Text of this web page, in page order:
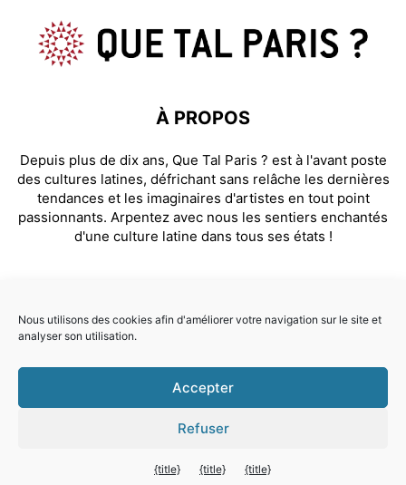
À PROPOS
Depuis plus de dix ans, Que Tal Paris ? est à l'avant poste
des cultures latines, défrichant sans relâche les dernières
tendances et les imaginaires d'artistes en tout point
passionnants. Arpentez avec nous les sentiers enchantés
d'une culture latine dans tous ses états !
© Que Tal Paris ? 2026
Nous utilisons des cookies afin d'améliorer votre navigation sur le site et
analyser son utilisation.
Accepter
Refuser
{title} {title} {title}
Quitter la version mobile